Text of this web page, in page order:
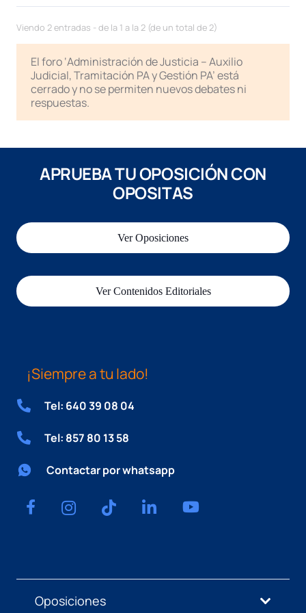
Viendo 2 entradas - de la 1 a la 2 (de un total de 2)
El foro ‘Administración de Justicia – Auxilio
Judicial, Tramitación PA y Gestión PA’ está
cerrado y no se permiten nuevos debates ni
respuestas.
APRUEBA TU OPOSICIÓN CON
OPOSITAS
Ver Oposiciones
Ver Contenidos Editoriales
¡Siempre a tu lado!
Tel: 640 39 08 04
Tel: 857 80 13 58
Contactar por whatsapp
Oposiciones